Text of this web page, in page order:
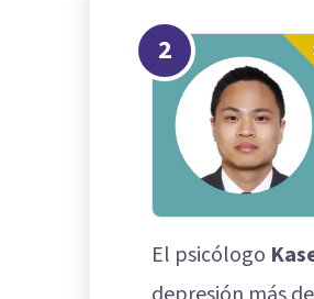
2
El psicólogo